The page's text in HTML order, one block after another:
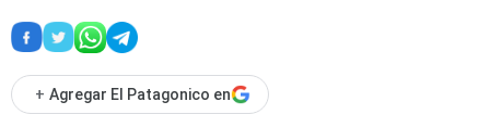
+ Agregar El Patagonico en